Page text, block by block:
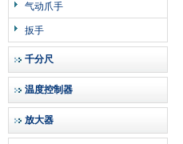
气动爪手
扳手
千分尺
温度控制器
放大器